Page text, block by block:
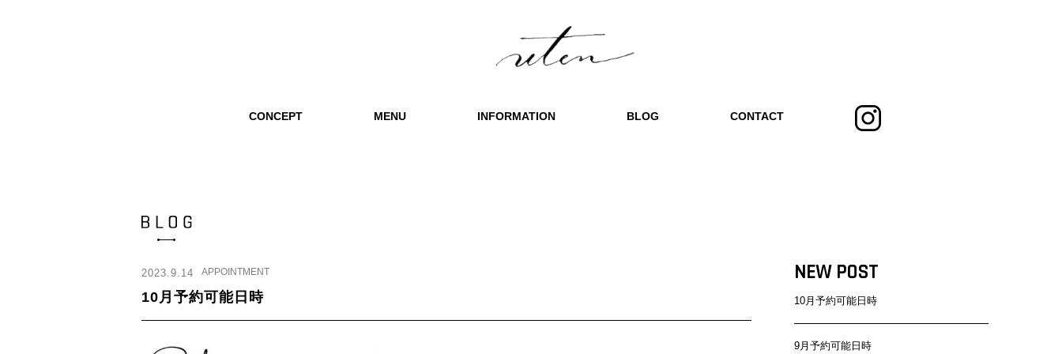
CONCEPT MENU INFORMATION BLOG CONTACT
2023.9.14 APPOINTMENT
10月予約可能日時
NEW POST
10月予約可能日時
9月予約可能日時